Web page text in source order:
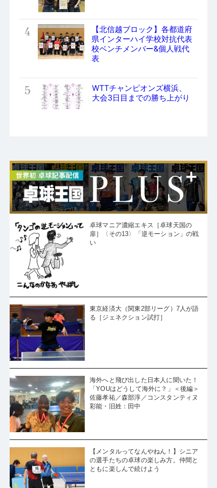
4
【北信越ブロック】各都道府
県インターハイ学校対抗代表
校ベンチメンバー&個人戦代
表
5
WTTチャンピオンズ横浜、
大会3日目までの勝ち上がり
卓球マニア濃縮エキス［卓球天国の
扉］〈その13〉「逆モーション」の戦
い
東京経済大（関東2部リーグ）7人が語
る［ジェネクション試打］
海外へと飛び出した日本人に聞いた！
「YOUはどうして海外に？」＜後編＞
佐藤孝祐／森部淳／コンスタンティヌ
彩能・旧姓：田中
【メンタルってなんやねん！】シニア
の選手たちの卓球の楽しみ方。仲間と
ともに楽しんで続けよう